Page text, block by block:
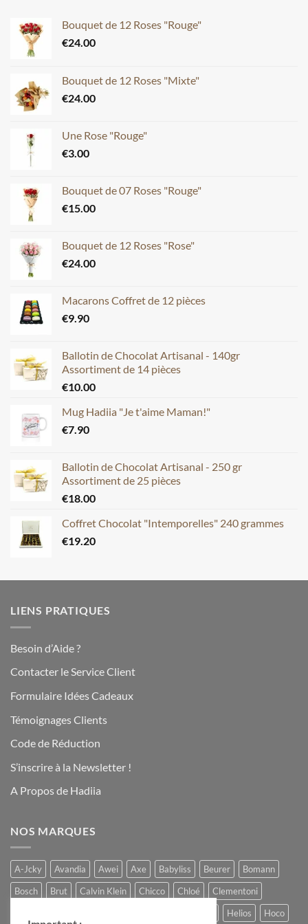
Bouquet de 12 Roses "Rouge"
€24.00
Bouquet de 12 Roses "Mixte"
€24.00
Une Rose "Rouge"
€3.00
Bouquet de 07 Roses "Rouge"
€15.00
Bouquet de 12 Roses "Rose"
€24.00
Macarons Coffret de 12 pièces
€9.90
Ballotin de Chocolat Artisanal - 140gr
Assortiment de 14 pièces
€10.00
Mug Hadiia "Je t'aime Maman!"
€7.90
Ballotin de Chocolat Artisanal - 250 gr
Assortiment de 25 pièces
€18.00
Coffret Chocolat "Intemporelles" 240 grammes
€19.20
LIENS PRATIQUES
Besoin d’Aide ?
Contacter le Service Client
Formulaire Idées Cadeaux
Témoignages Clients
Code de Réduction
S’inscrire à la Newsletter !
A Propos de Hadiia
NOS MARQUES
A-Jcky Avandia Awei Axe Babyliss Beurer
Bomann
Bosch
Brut Calvin Klein Chicco Chloé
Clementoni
Helios Hoco